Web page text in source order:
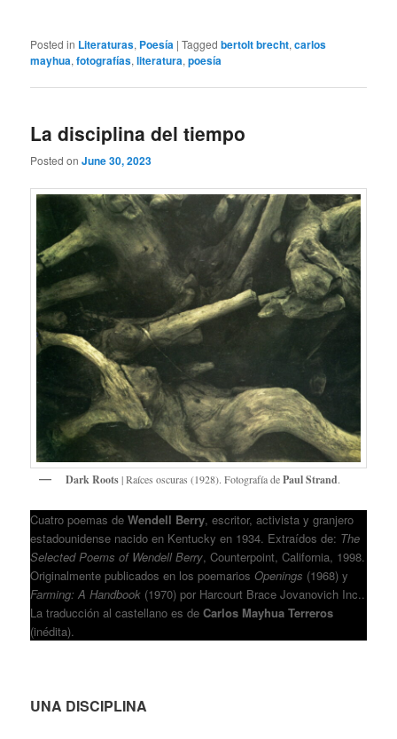
Posted in Literaturas, Poesía |Tagged bertolt brecht,carlos
mayhua,fotografías,literatura,poesía
La disciplina del tiempo
Posted onJune 30, 2023
Dark Roots| Raíces oscuras (1928). Fotografía dePaul Strand.
Cuatro poemas deWendell Berry, escritor, activista y granjero
estadounidense nacido en Kentucky en 1934. Extraídos de: The
Selected Poems of Wendell Berry, Counterpoint, California, 1998.
Originalmente publicados en los poemariosOpenings (1968) y
Farming: A Handbook (1970) por Harcourt Brace Jovanovich Inc..
La traducción al castellano es deCarlos Mayhua Terreros
(inédita).
UNA DISCIPLINA